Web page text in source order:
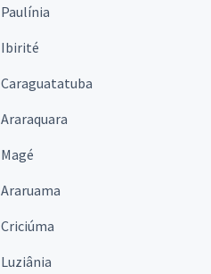
Paulínia
Ibirité
Caraguatatuba
Araraquara
Magé
Araruama
Criciúma
Luziânia